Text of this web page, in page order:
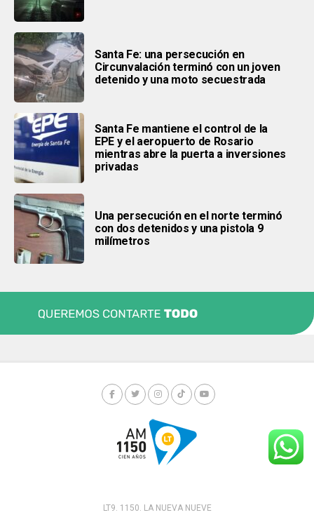
Santa Fe: una persecución en
Circunvalación terminó con un joven
detenido y una moto secuestrada
Santa Fe mantiene el control de la
EPE y el aeropuerto de Rosario
mientras abre la puerta a inversiones
privadas
Una persecución en el norte terminó
con dos detenidos y una pistola 9
milímetros
LT9. 1150. LA NUEVA NUEVE